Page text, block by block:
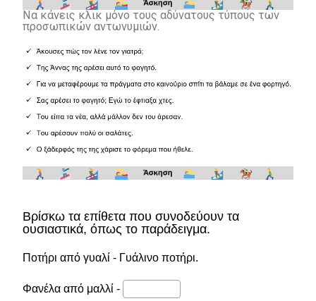
Να κάνεις κλικ μόνο τους αδύνατους τύπους των
προσωπικών αντωνυμιών.